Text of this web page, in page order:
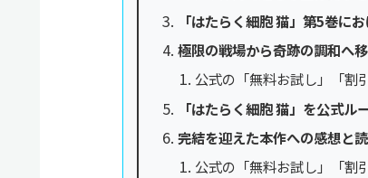
「はたらく細胞 猫」第5巻に
極限の戦場から奇跡の調和へ
公式の「無料お試し」「割
「はたらく細胞 猫」を公式ル
完結を迎えた本作への感想と
公式の「無料お試し」「割